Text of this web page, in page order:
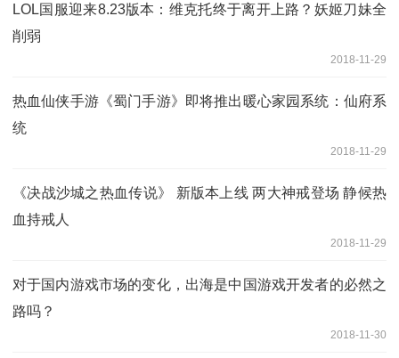
LOL国服迎来8.23版本：维克托终于离开上路？妖姬刀妹全
削弱
2018-11-29
热血仙侠手游《蜀门手游》即将推出暖心家园系统：仙府系
统
2018-11-29
《决战沙城之热血传说》 新版本上线 两大神戒登场 静候热
血持戒人
2018-11-29
对于国内游戏市场的变化，出海是中国游戏开发者的必然之
路吗？
2018-11-30